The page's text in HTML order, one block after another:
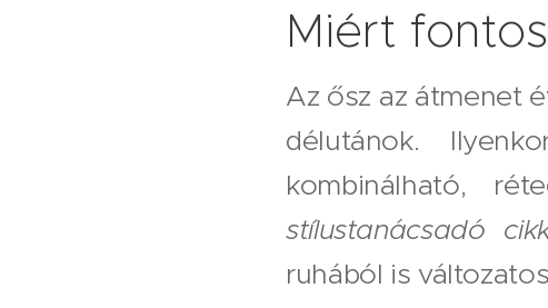
Miért
Az ősz az átmenet
délutánok.
kombinálható,
stílustanácsadó
ruhából is